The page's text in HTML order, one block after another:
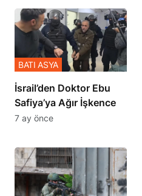
İsrail’den Doktor Ebu
Safiya’ya Ağır İşkence
BATI ASYA
7 ay önce